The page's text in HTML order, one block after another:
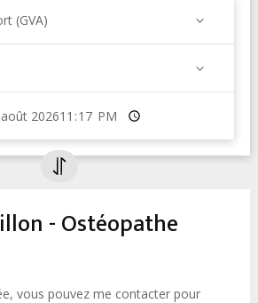
(GVA)
Heure
- Ostéopathe
vous pouvez me contacter pour